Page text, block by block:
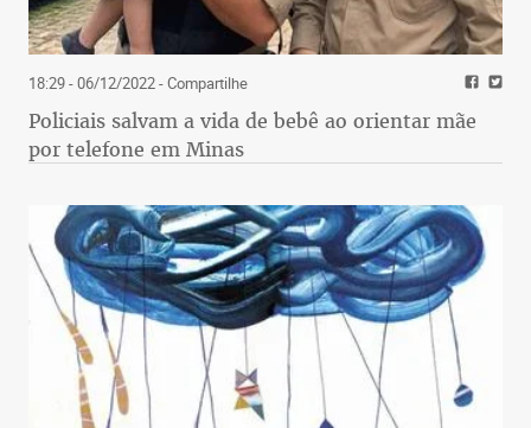
18:29 - 06/12/2022- Compartilhe
Policiais salvam a vida de bebê ao orientar mãe
por telefone em Minas